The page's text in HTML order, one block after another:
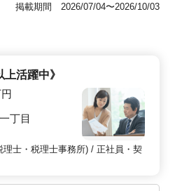
掲載期間 2026/07/04〜2026/10/03
活躍中》
丁目
士・税理士事務所) / 正社員・契